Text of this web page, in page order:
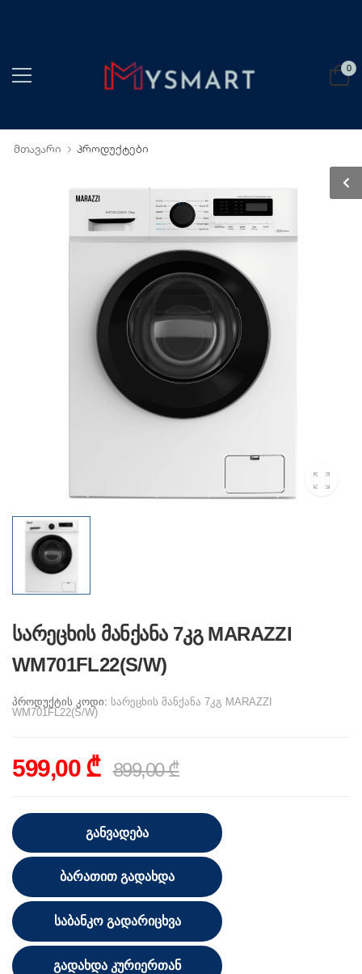
0
მთავარი პროდუქტები
სარეცხის მანქანა 7კგ MARAZZI
WM701FL22(S/W)
პროდუქტის კოდი: სარეცხის მანქანა 7კგ MARAZZI
WM701FL22(S/W)
599,00 ₾ 899,00 ₾
ᲒᲐᲜᲕᲐᲓᲔᲑᲐ
ᲑᲐᲠᲐᲗᲘᲗ ᲒᲐᲓᲐᲮᲓᲐ
ᲡᲐᲑᲐᲜᲙᲝ ᲒᲐᲓᲐᲠᲘᲪᲮᲕᲐ
ᲒᲐᲓᲐᲮᲓᲐ ᲙᲣᲠᲘᲔᲠᲗᲐᲜ